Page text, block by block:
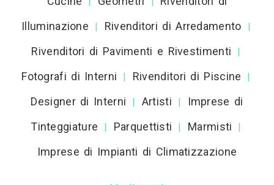
Illuminazione
| Rivenditori di Arredamento |
Rivenditori di Pavimenti e Rivestimenti |
Fotografi di Interni | Rivenditori di Piscine |
Designer di Interni | Artisti |
Imprese di
Tinteggiature
| Parquettisti | Marmisti |
Imprese di Impianti di Climatizzazione